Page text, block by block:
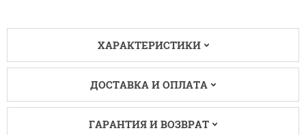
ХАРАКТЕРИСТИКИ
ДОСТАВКА И ОПЛАТА
ГАРАНТИЯ И ВОЗВРАТ